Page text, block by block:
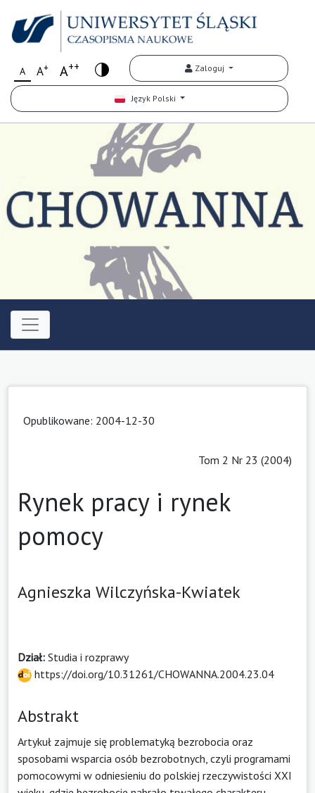
A A+ A++ Zaloguj
Język Polski
Opublikowane: 2004-12-30
Tom 2 Nr 23 (2004)
Rynek pracy i rynek
pomocy
Agnieszka Wilczyńska-Kwiatek
Dział: Studia i rozprawy
https://doi.org/10.31261/CHOWANNA.2004.23.04
Abstrakt
Artykuł zajmuje się problematyką bezrobocia oraz
sposobami wsparcia osób bezrobotnych, czyli programami
pomocowymi w odniesieniu do polskiej rzeczywistości XXI